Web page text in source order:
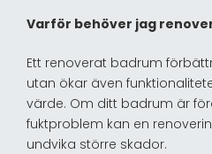
Varför behöver jag
Ett renoverat badrum
utan ökar även
värde. Om ditt badrum är
fuktproblem kan en
undvika större skador.